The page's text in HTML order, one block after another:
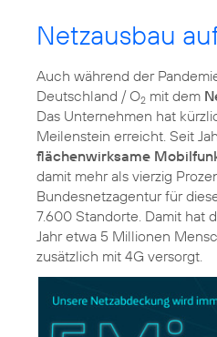
Netzausbau
Auch während der
Deutschland / O2 mit dem
Das Unternehmen hat
Meilenstein erreicht. Seit
flächenwirksame
damit mehr als vierzig
Bundesnetzagentur für
7.600 Standorte. Damit hat
Jahr etwa 5 Millionen
zusätzlich mit 4G versorgt.